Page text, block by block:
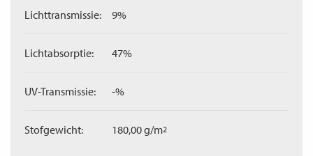
Lichttransmissie: 9%
Lichtabsorptie: 47%
UV-Transmissie: -%
Stofgewicht: 180,00 g/m2